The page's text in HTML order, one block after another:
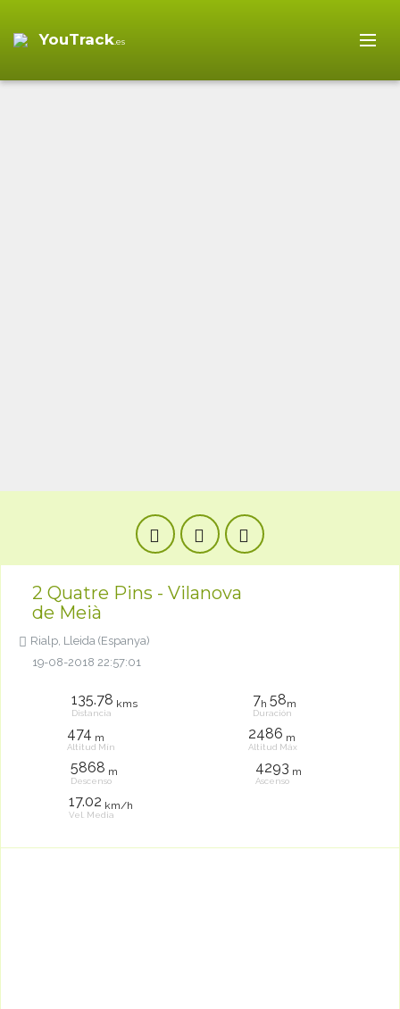
YouTrack.es
2 Quatre Pins - Vilanova
de Meià
Rialp, Lleida (Espanya)
19-08-2018 22:57:01
135.78 kms
Distancia
7h 58m
Duración
474 m
Altitud Mín
2486 m
Altitud Máx
5868 m
Descenso
4293 m
Ascenso
17.02 km/h
Vel. Media